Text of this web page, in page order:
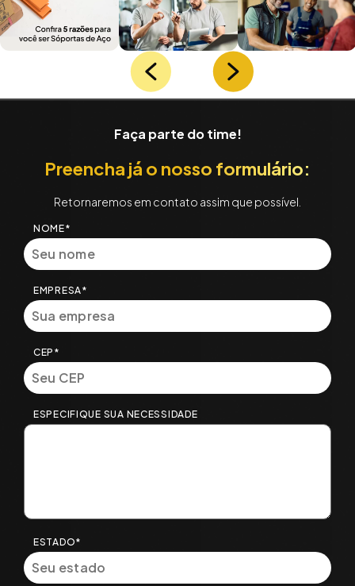
Faça parte do time!
Preencha já o nosso formulário:
Retornaremos em contato assim que possível.
NOME*
EMPRESA*
CEP*
ESPECIFIQUE SUA NECESSIDADE
ESTADO*